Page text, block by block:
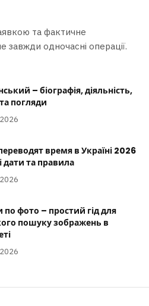
та фактичне
завжди одночасні операції.
– біографія, діяльність,
погляди
время в Україні 2026
дати та правила
по фото – простий гід для
пошуку зображень в